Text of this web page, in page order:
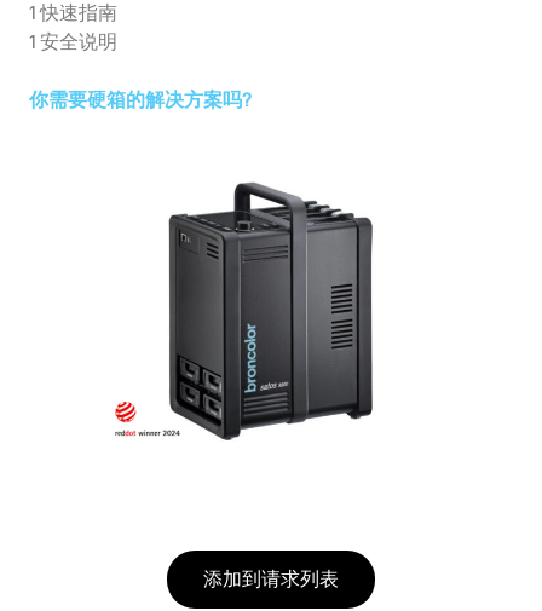
1 快速指南
1 安全说明
你需要硬箱的解决方案吗?
添加到请求列表